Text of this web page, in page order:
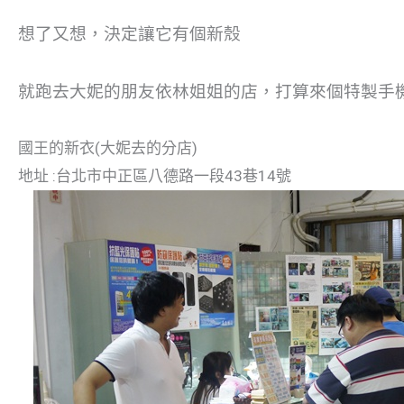
想了又想，決定讓它有個新殼
就跑去大妮的朋友依林姐姐的店，打算來個特製手
國王的新衣(大妮去的分店)
地址 :台北市中正區八德路一段43巷14號